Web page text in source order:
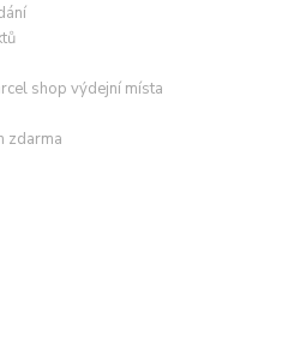
shop výdejní místa
zdarma